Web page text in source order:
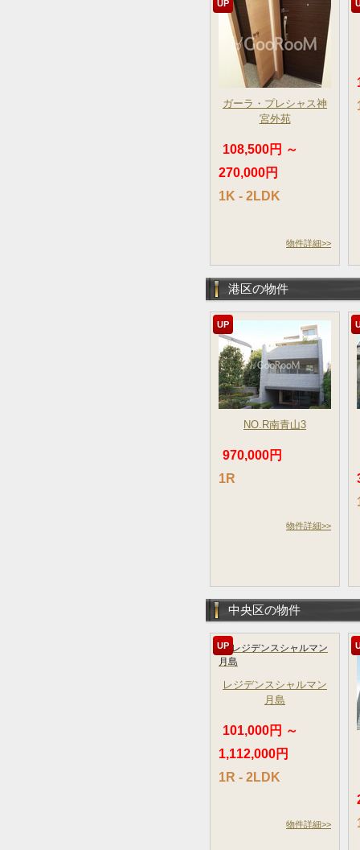
UP
ガーラ・プレシャス神
宮外苑
108,500円 ～
270,000円
1K - 2LDK
物件詳細>>
港区の物件
UP
NO.R南青山3
970,000円
1R
物件詳細>>
中央区の物件
UP
レジデンスシャルマン
月島
101,000円 ～
1,112,000円
1R - 2LDK
物件詳細>>